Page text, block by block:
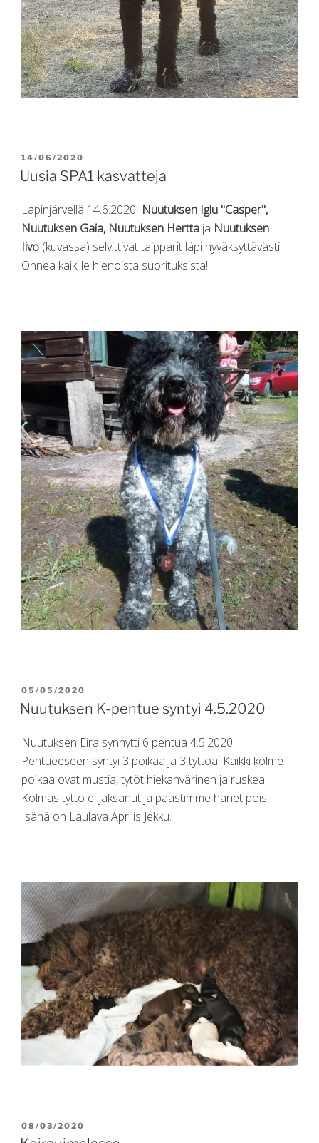
POSTED
ON
14/06/2020
Uusia SPA1 kasvatteja
Lapinjärvellä 14.6.2020 Nuutuksen Iglu "Casper",
Nuutuksen Gaia, Nuutuksen Hertta ja Nuutuksen
Iivo (kuvassa) selvittivät taipparit läpi hyväksyttävästi.
Onnea kaikille hienoista suorituksista!!!
POSTED
ON
05/05/2020
Nuutuksen K-pentue syntyi 4.5.2020
Nuutuksen Eira synnytti 6 pentua 4.5.2020.
Pentueeseen syntyi 3 poikaa ja 3 tyttöä. Kaikki kolme
poikaa ovat mustia, tytöt hiekanvärinen ja ruskea.
Kolmas tyttö ei jaksanut ja päästimme hänet pois.
Isänä on Laulava Aprilis Jekku.
POSTED
ON
08/03/2020